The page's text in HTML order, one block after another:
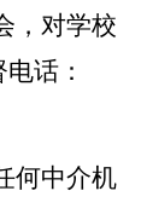
，对学校
话：
何中介机